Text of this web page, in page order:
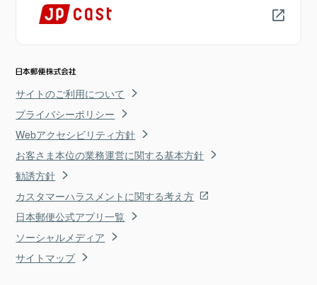
サイトのご利用について
プライバシーポリシー
Webアクセシビリティ方針
お客さま本位の業務運営に関する基本方針
勧誘方針
カスタマーハラスメントに関する考え方
日本郵便公式アプリ一覧
ソーシャルメディア
サイトマップ